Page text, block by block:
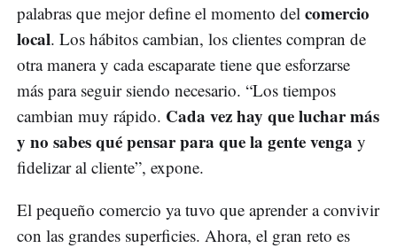
palabras que mejor define el momento del comercio
local. Los hábitos cambian, los clientes compran de
otra manera y cada escaparate tiene que esforzarse
más para seguir siendo necesario. “Los tiempos
cambian muy rápido. Cada vez hay que luchar más
y no sabes qué pensar para que la gente venga y
fidelizar al cliente”, expone.
El pequeño comercio ya tuvo que aprender a convivir
con las grandes superficies. Ahora, el gran reto es